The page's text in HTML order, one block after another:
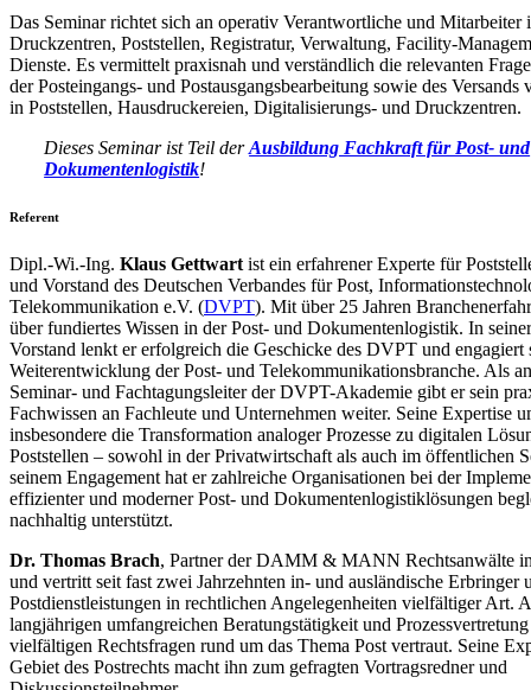
Das Seminar richtet sich an operativ Verantwortliche und Mitarbeiter
Druckzentren, Poststellen, Registratur, Verwaltung, Facility-
Dienste. Es vermittelt praxisnah und verständlich die relevanten
der Posteingangs- und Postausgangsbearbeitung sowie des Versands
in Poststellen, Hausdruckereien, Digitalisierungs- und Druckzentren.
Dieses Seminar ist Teil derAusbildung Fachkraft für Post- und
Dokumentenlogistik!
Referent
Dipl.-Wi.-Ing. Klaus Gettwart ist ein erfahrener Experte für
und Vorstand des Deutschen Verbandes für Post,
Telekommunikation e.V. (DVPT). Mit über 25 Jahren
über fundiertes Wissen in der Post- und Dokumentenlogistik. In
Vorstand lenkt er erfolgreich die Geschicke des DVPT und engagiert
Weiterentwicklung der Post- und Telekommunikationsbranche. Als
Seminar- und Fachtagungsleiter der DVPT-Akademie gibt er sein
Fachwissen an Fachleute und Unternehmen weiter. Seine Expertise
insbesondere die Transformation analoger Prozesse zu digitalen
Poststellen – sowohl in der Privatwirtschaft als auch im öffentlichen
seinem Engagement hat er zahlreiche Organisationen bei der
effizienter und moderner Post- und Dokumentenlogistiklösungen
nachhaltig unterstützt.
Dr. Thomas Brach, Partner der DAMM & MANN Rechtsanwälte
und vertritt seit fast zwei Jahrzehnten in- und ausländische Erbringer
Postdienstleistungen in rechtlichen Angelegenheiten vielfältiger Art.
langjährigen umfangreichen Beratungstätigkeit und
vielfältigen Rechtsfragen rund um das Thema Post vertraut. Seine
Gebiet des Postrechts macht ihn zum gefragten Vortragsredner und